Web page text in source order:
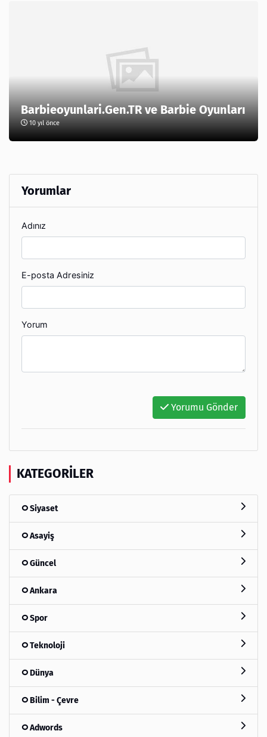
Barbieoyunlari.Gen.TR ve Barbie Oyunları
10 yıl önce
Yorumlar
Adınız
E-posta Adresiniz
Yorum
Yorumu Gönder
KATEGORILER
Siyaset
Asayiş
Güncel
Ankara
Spor
Teknoloji
Dünya
Bilim - Çevre
Adwords